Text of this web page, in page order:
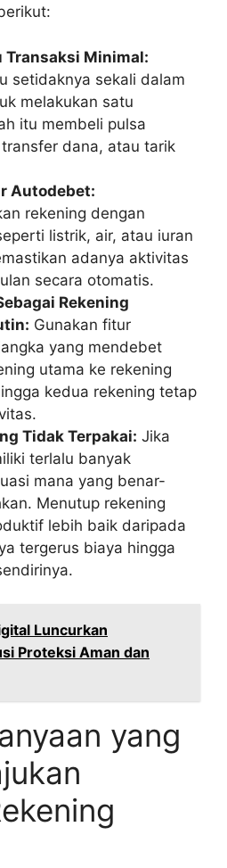
Transaksi Minimal:
setidaknya sekali dalam
melakukan satu
itu membeli pulsa
dana, atau tarik
Autodebet:
rekening dengan
listrik, air, atau iuran
adanya aktivitas
secara otomatis.
Rekening
Gunakan fitur
yang mendebet
utama ke rekening
kedua rekening tetap
Tidak Terpakai: Jika
terlalu banyak
mana yang benar-
Menutup rekening
lebih baik daripada
tergerus biaya hingga
Luncurkan
Proteksi Aman dan
yang